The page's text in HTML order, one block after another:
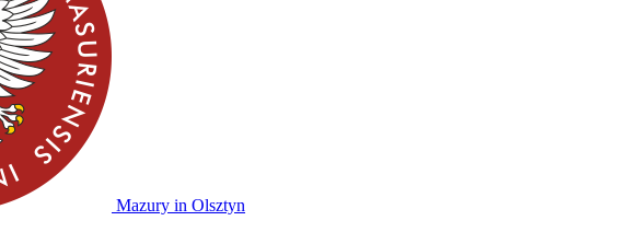
Mazury in Olsztyn